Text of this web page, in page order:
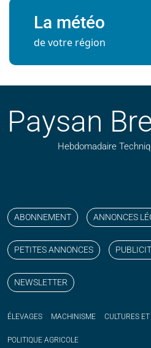
La météo
de votre région
Paysan
Hebdomadaire
ABONNEMENT ANNONCES
PETITES ANNONCES
NEWSLETTER
ÉLEVAGES MACHINISME CULTURES
POLITIQUE AGRICOLE